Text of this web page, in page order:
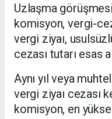
Uzlaşma
komisyon, vergi-
vergi ziyaı,
cezası tutarı esas
Aynı yıl veya
vergi ziyaı cezası
komisyon, en